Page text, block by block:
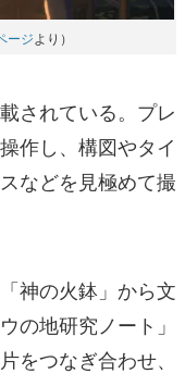
ージより）
されている。プレ
作し、構図やタイ
などを見極めて撮
神の火鉢」から文
の地研究ノート」
をつなぎ合わせ、